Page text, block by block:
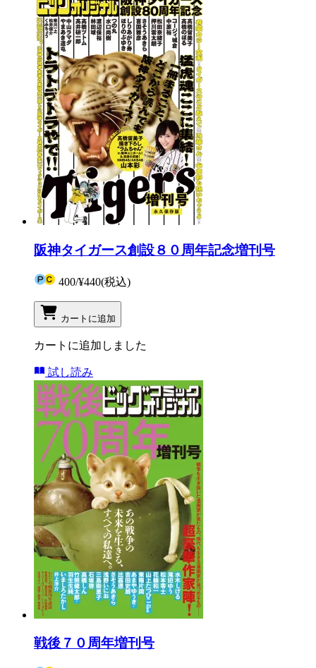
阪神タイガース創設８０周年記念増刊号
400/¥440(税込)
カートに追加
カートに追加しました
試し読み
戦後７０周年増刊号